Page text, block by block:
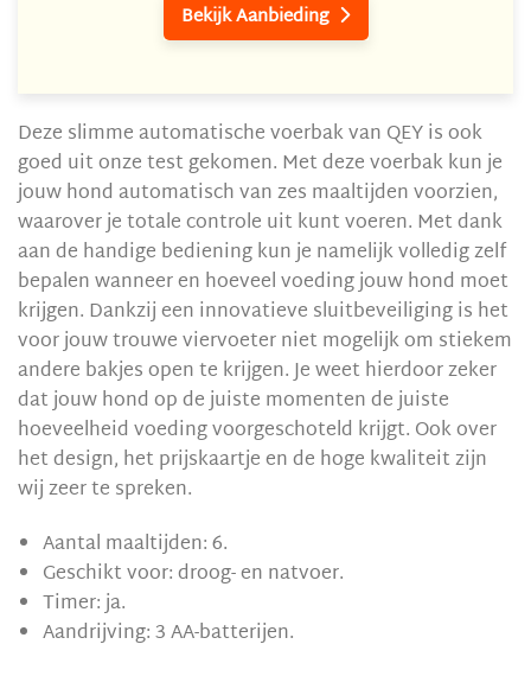
Bekijk Aanbieding 
Deze slimme automatische voerbak van QEY is ook
goed uit onze test gekomen. Met deze voerbak kun je
jouw hond automatisch van zes maaltijden voorzien,
waarover je totale controle uit kunt voeren. Met dank
aan de handige bediening kun je namelijk volledig zelf
bepalen wanneer en hoeveel voeding jouw hond moet
krijgen. Dankzij een innovatieve sluitbeveiliging is het
voor jouw trouwe viervoeter niet mogelijk om stiekem
andere bakjes open te krijgen. Je weet hierdoor zeker
dat jouw hond op de juiste momenten de juiste
hoeveelheid voeding voorgeschoteld krijgt. Ook over
het design, het prijskaartje en de hoge kwaliteit zijn
wij zeer te spreken.
Aantal maaltijden: 6.
Geschikt voor: droog- en natvoer.
Timer: ja.
Aandrijving: 3 AA-batterijen.